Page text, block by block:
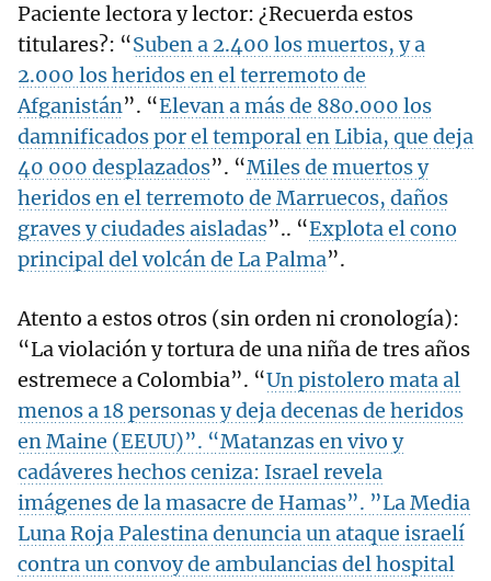
Paciente lectora y lector: ¿Recuerda estos
titulares?: “Suben a 2.400 los muertos, y a
2.000 los heridos en el terremoto de
Afganistán”. “Elevan a más de 880.000 los
damnificados por el temporal en Libia, que deja
40 000 desplazados”. “Miles de muertos y
heridos en el terremoto de Marruecos, daños
graves y ciudades aisladas”.. “Explota el cono
principal del volcán de La Palma”.
Atento a estos otros (sin orden ni cronología):
“La violación y tortura de una niña de tres años
estremece a Colombia”. “Un pistolero mata al
menos a 18 personas y deja decenas de heridos
en Maine (EEUU)”. “Matanzas en vivo y
cadáveres hechos ceniza: Israel revela
imágenes de la masacre de Hamas”. ”La Media
Luna Roja Palestina denuncia un ataque israelí
contra un convoy de ambulancias del hospital